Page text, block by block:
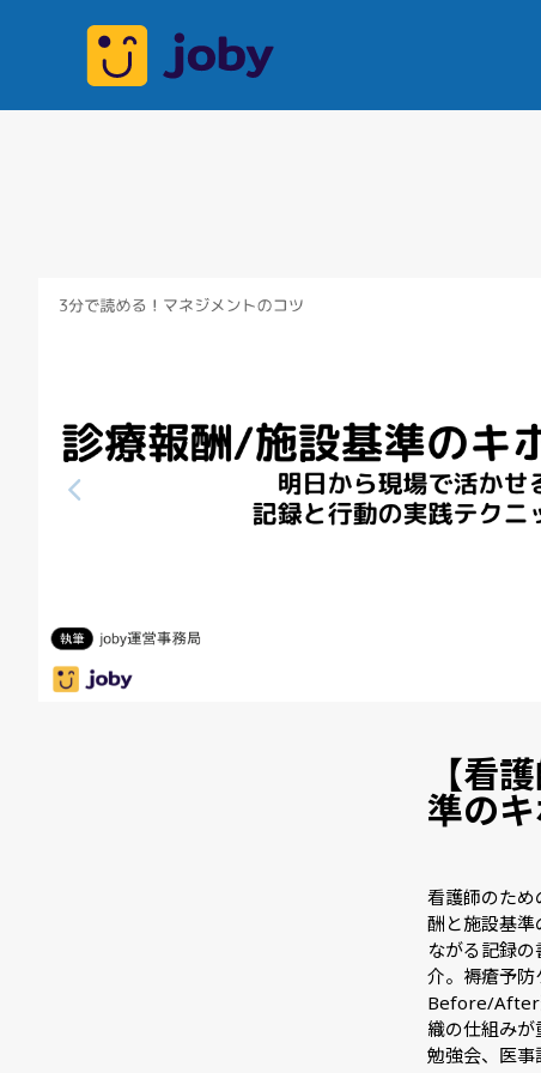
【看
準のキ
看護師のた
酬と施設基準
ながる記録
介。褥瘡予防
Before/After
織の仕組み
勉強会、医事